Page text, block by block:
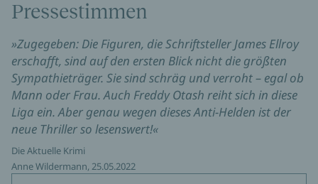
Pressestimmen
»Zugegeben: Die Figuren, die Schriftsteller James Ellroy
erschafft, sind auf den ersten Blick nicht die größten
Sympathieträger. Sie sind schräg und verroht – egal ob
Mann oder Frau. Auch Freddy Otash reiht sich in diese
Liga ein. Aber genau wegen dieses Anti-Helden ist der
neue Thriller so lesenswert!«
Die Aktuelle Krimi
Anne Wildermann, 25.05.2022